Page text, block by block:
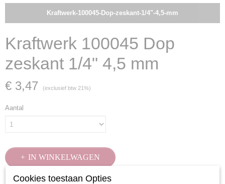
Kraftwerk-100045-Dop-zeskant-1/4"-4,5-mm
Kraftwerk 100045 Dop
zeskant 1/4" 4,5 mm
€ 3,47 (exclusief btw 21%)
Aantal
IN WINKELWAGEN
Cookies toestaan Opties